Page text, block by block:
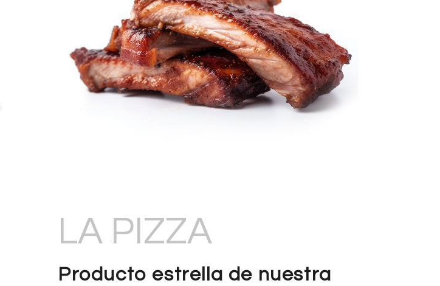
LA PIZZA
Producto estrella de nuestra